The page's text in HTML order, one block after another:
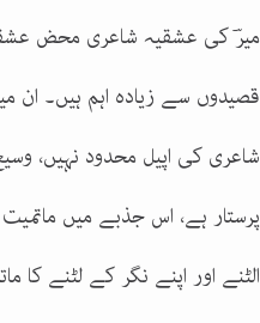
میرؔ کی عشقیہ شاعری محض
قصیدوں سے زیادہ اہم ہیں۔
شاعری کی اپیل محدود نہیں،
پرستار ہے، اس جذبے میں
الٹنے اور اپنے نگر کے لٹنے کا